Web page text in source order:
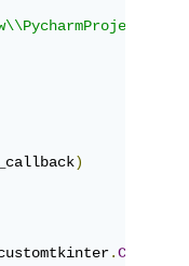
)
.CTkFont